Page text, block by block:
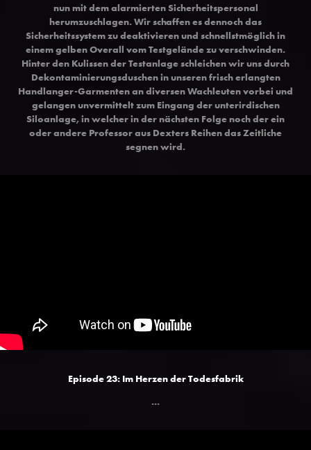
nun mit dem alarmierten Sicherheitspersonal
herumzuschlagen. Wir schaffen es dennoch das
Sicherheitssystem zu deaktivieren und schnellstmöglich in
einem gelben Overall vom Testgelände zu verschwinden.
Hinter den Kulissen der Testanlage schleichen wir uns durch
Dekontaminierungsduschen in unseren frisch erlangten
Handlanger-Garmenten an diversen Wachleuten vorbei und
gelangen unvermittelt zum Eingang der unterirdischen
Siloanlage, in welcher in der nächsten Folge noch der ein
oder andere Professor aus Dexters Reihen das Zeitliche
segnen wird.
Episode 23: Im Herzen der Todesfabrik
...